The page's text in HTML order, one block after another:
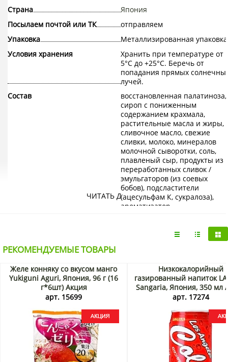
ЧИТАТЬ ДАЛЕЕ
Страна
Япония
Посылаем почтой или ТК
отправляем
Упаковка
Металлизированная упаковка
Условия хранения
Хранить при температуре от
5°С до +25°С. Беречь от
попадания прямых
лучей.
Состав
восстановленная палатиноза,
сироп с пониженным
содержанием крахмала,
растительные масла и жиры,
сливочное масло, свежие
сливки, молоко, минералов
молочной сыворотки, соль,
плавленый сыр, продукты из
переработанных сливок /
эмульгаторов (из соевых
бобов), подсластители
(ацесульфам К, сукралоза),
ароматизатор.
Молочное драже без сахара Zero Lotte порадует ценителей
конфет с насыщенным сливочным вкусом. Крупнейший
японский производитель Lotte создал великолепную
рецептуру конфет с молоком, сливками, молочной
сывороткой и сливочным маслом в составе, при этом
убрал из нее сахар, тем самым сделав шикарный подарок
любителям сладостей, которые вынуждены ограничивать
себя в сахаре. Драже имеют плотную, умеренно
сладковатую оболочку и очень вкусную сливочную
начинку. В составе есть даже плавленый сыр, который
придает лакомству пикантную тонкую солоноватую нотку
и делает вкус драже особым и запоминающимся.
РЕКОМЕНДУЕМЫЕ ТОВАРЫ
Желе конняку со вкусом манго
Yukiguni Aguri, Япония, 96 г (16
г*6шт) Акция
арт. 15699
Низкокалорийный
газированный напиток
Sangaria, Япония, 350 мл
арт. 17274